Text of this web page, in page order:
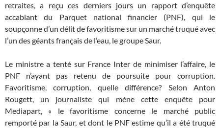
retraites, a reçu ces derniers jours un rapport d’enquête
accablant du Parquet national financier (PNF), qui le
soupçonne d’un délit de favoritisme sur un marché truqué avec
l’un des géants français de l’eau, le groupe Saur.
Le ministre a tenté sur France Inter de minimiser l’affaire, le
PNF n’ayant pas retenu de poursuite pour corruption.
Favoritisme, corruption, quelle différence? Selon Anton
Rougett, un journaliste qui mène cette enquête pour
Mediapart, « le favoritisme concerne le marché public
remporté par la Saur, et dont le PNF estime qu’il a été truqué